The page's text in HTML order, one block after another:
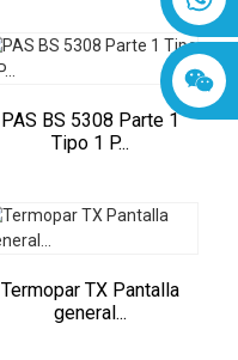
PAS BS 5308 Parte 1
Tipo 1 P...
Termopar TX Pantalla
general...